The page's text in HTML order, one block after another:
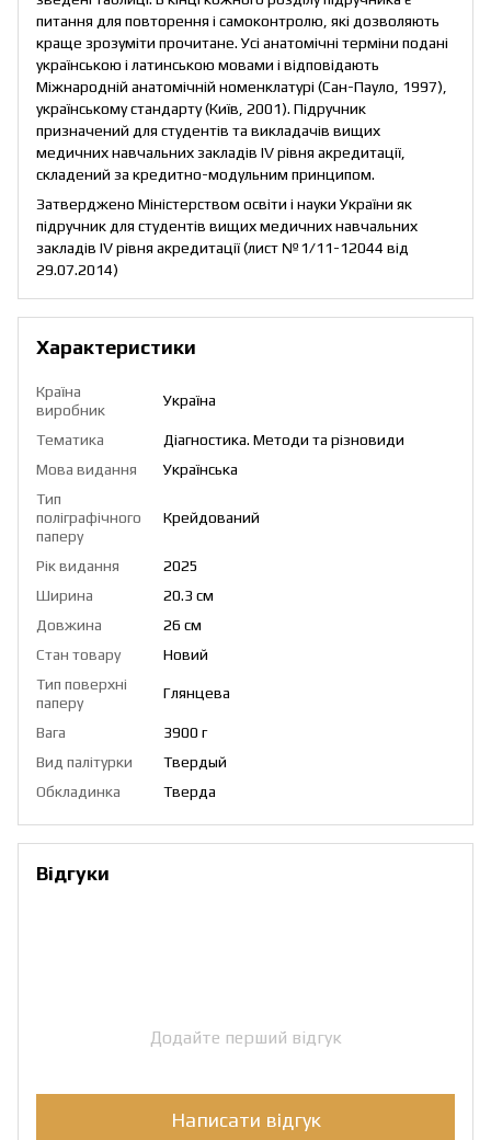
питання для повторення і самоконтролю, які дозволяють
краще зрозуміти прочитане. Усі анатомічні терміни подані
українською і латинською мовами і відповідають
Міжнародній анатомічній номенклатурі (Сан-Пауло, 1997),
українському стандарту (Київ, 2001). Підручник
призначений для студентів та викладачів вищих
медичних навчальних закладів IV рівня акредитації,
складений за кредитно-модульним принципом.
Затверджено Міністерством освіти і науки України як
підручник для студентів вищих медичних навчальних
закладів IV рівня акредитації (лист №1/11-12044 від
29.07.2014)
Характеристики
Країна
виробник
Україна
Тематика
Діагностика. Методи та різновиди
Мова видання
Українська
Тип
поліграфічного
паперу
Крейдований
Рік видання
2025
Ширина
20.3 см
Довжина
26 см
Стан товару
Новий
Тип поверхні
паперу
Глянцева
Вага
3900 г
Вид палітурки
Твердый
Обкладинка
Тверда
Відгуки
Додайте перший відгук
Написати відгук